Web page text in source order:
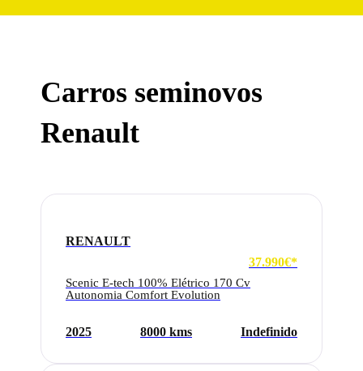
Carros seminovos
Renault
RENAULT
37.990€*
Scenic E-tech 100% Elétrico 170 Cv
Autonomia Comfort Evolution
2025 8000 kms Indefinido